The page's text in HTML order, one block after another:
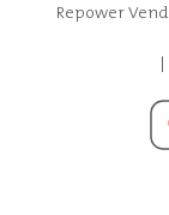
Repower
|